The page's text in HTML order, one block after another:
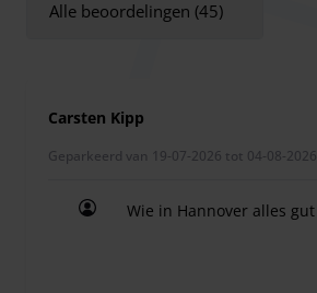
Bij een vertraging van 45 minuten of
Alle beoordelingen (45)
Carsten Kipp
Geparkeerd van 19-07-2026 tot 04-08-2026
Wie in Hannover alles